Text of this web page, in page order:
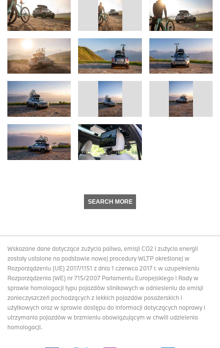
SEARCH MORE
Wskazane dane dotyczące zużycia paliwa, emisji CO2 i zużycia energii
zostały ustalone na podstawie nowej procedury WLTP określonej w
Rozporządzeniu (UE) 2017/1151 z dnia 1 czerwca 2017 r. w uzupełnieniu
Rozporządzenia (WE) nr 715/2007 Parlamentu Europejskiego i Rady w
sprawie homologacji typu pojazdów silnikowych w odniesieniu do emisji
zanieczyszczeń pochodzących z lekkich pojazdów pasażerskich i
użytkowych oraz w sprawie dostępu do informacji dotyczących naprawy i
utrzymania pojazdów w brzmieniu obowiązującym w chwili udzielenia
homologacji.